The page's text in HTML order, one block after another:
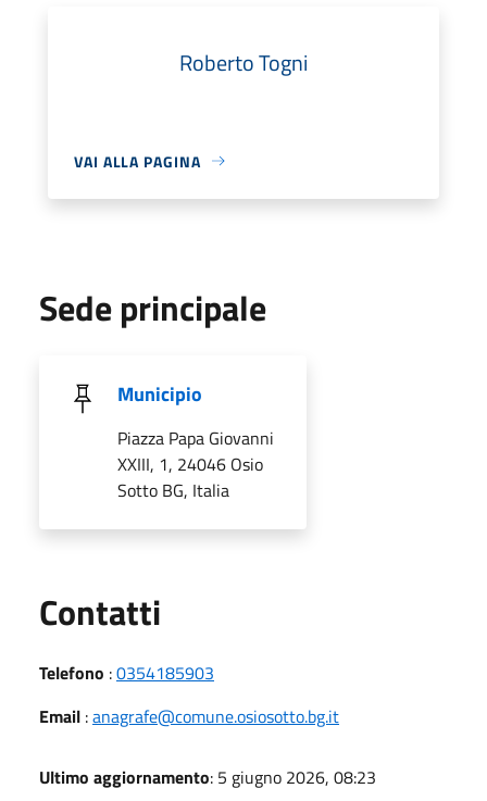
Roberto Togni
VAI ALLA PAGINA
Sede principale
Municipio
Piazza Papa Giovanni
XXIII, 1, 24046 Osio
Sotto BG, Italia
Contatti
Telefono :0354185903
Email :anagrafe@comune.osiosotto.bg.it
Ultimo aggiornamento: 5 giugno 2026, 08:23